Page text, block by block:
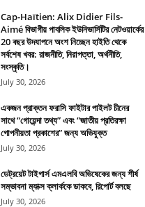
Cap-Haïtien: Alix Didier Fils-
Aimé বিভাগীয় পাবলিক ইউনিভার্সিটির নেটওয়ার্কের
20 বছর উদযাপনে অংশ নিচ্ছেন হাইতি থেকে
সর্বশেষ খবর: রাজনীতি, নিরাপত্তা, অর্থনীতি,
সংস্কৃতি।
July 30, 2026
একজন প্রাক্তন ফরাসি ফাইটার পাইলট চীনের
সাথে “গোয়েন্দা তথ্য” এবং “জাতীয় প্রতিরক্ষা
গোপনীয়তা প্রকাশের” জন্য অভিযুক্ত
July 30, 2026
ডেট্রয়েট টাইগার্স এমএলবি অভিষেকের জন্য শীর্ষ
সম্ভাবনা ম্যাক্স ক্লার্ককে ডাকবে, রিপোর্ট বলছে
July 30, 2026